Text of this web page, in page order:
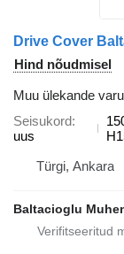
Hind nõudmisel
Muu ülekande
Seisukord
uus
Türgi, Ankara
Baltacioglu